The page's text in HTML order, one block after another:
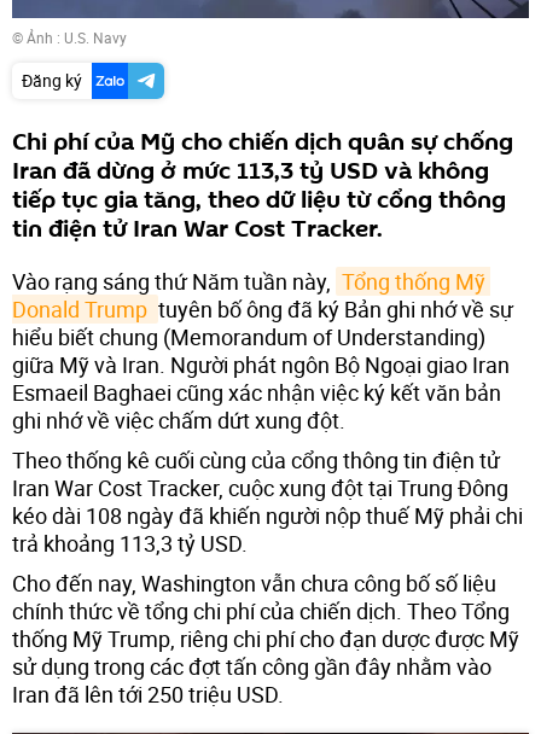
© Ảnh : U.S. Navy
Đăng ký
Chi phí của Mỹ cho chiến dịch quân sự chống
Iran đã dừng ở mức 113,3 tỷ USD và không
tiếp tục gia tăng, theo dữ liệu từ cổng thông
tin điện tử Iran War Cost Tracker.
Vào rạng sáng thứ Năm tuần này, Tổng thống Mỹ
Donald Trump tuyên bố ông đã ký Bản ghi nhớ về sự
hiểu biết chung (Memorandum of Understanding)
giữa Mỹ và Iran. Người phát ngôn Bộ Ngoại giao Iran
Esmaeil Baghaei cũng xác nhận việc ký kết văn bản
ghi nhớ về việc chấm dứt xung đột.
Theo thống kê cuối cùng của cổng thông tin điện tử
Iran War Cost Tracker, cuộc xung đột tại Trung Đông
kéo dài 108 ngày đã khiến người nộp thuế Mỹ phải chi
trả khoảng 113,3 tỷ USD.
Cho đến nay, Washington vẫn chưa công bố số liệu
chính thức về tổng chi phí của chiến dịch. Theo Tổng
thống Mỹ Trump, riêng chi phí cho đạn dược được Mỹ
sử dụng trong các đợt tấn công gần đây nhằm vào
Iran đã lên tới 250 triệu USD.